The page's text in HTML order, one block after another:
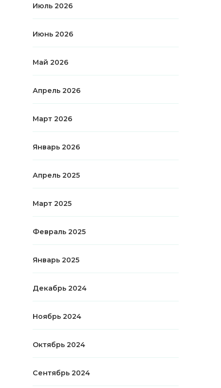
Июль 2026
Июнь 2026
Май 2026
Апрель 2026
Март 2026
Январь 2026
Апрель 2025
Март 2025
Февраль 2025
Январь 2025
Декабрь 2024
Ноябрь 2024
Октябрь 2024
Сентябрь 2024